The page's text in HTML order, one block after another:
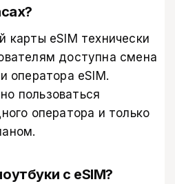
карты eSIM технически
доступна смена
оператора eSIM.
пользоваться
оператора и только
с eSIM?